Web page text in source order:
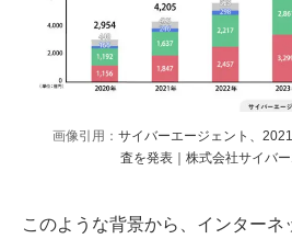
画像引用： サイバーエージェント、
査を発表｜株式会社サイバ
このような背景から、インターネ